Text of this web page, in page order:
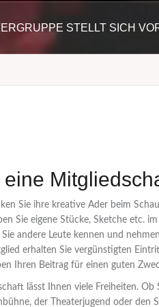
STELLT SICH
eine
Sie ihre kreative Ader beim
Sie eigene Stücke, Sketche etc.
Sie andere Leute kennen und
erhalten Sie vergünstigten
Ihren Beitrag für einen guten
lässt Ihnen viele Freiheiten.
der Theaterjugend oder den